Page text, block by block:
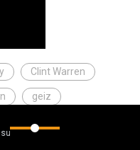
Clint Warren
geiz